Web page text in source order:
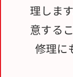
理しま
意する
修理に